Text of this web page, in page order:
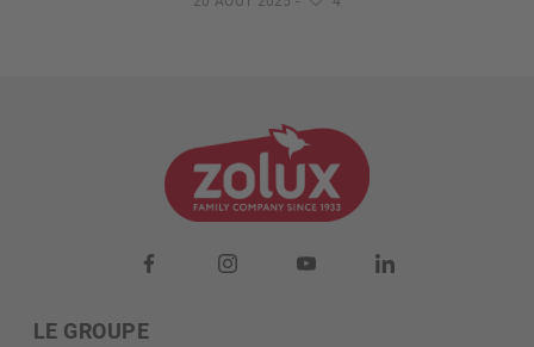
LE GROUPE